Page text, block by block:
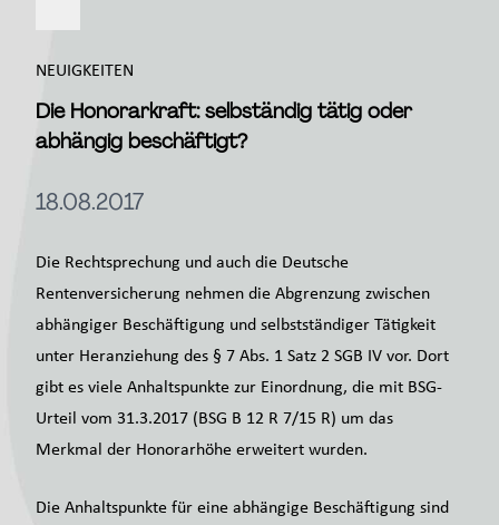
NEUIGKEITEN
Die Honorarkraft: selbständig tätig oder
abhängig beschäftigt?
18.08.2017
Die Rechtsprechung und auch die Deutsche
Rentenversicherung nehmen die Abgrenzung zwischen
abhängiger Beschäftigung und selbstständiger Tätigkeit
unter Heranziehung des § 7 Abs. 1 Satz 2 SGB IV vor. Dort
gibt es viele Anhaltspunkte zur Einordnung, die mit BSG-
Urteil vom 31.3.2017 (BSG B 12 R 7/15 R) um das
Merkmal der Honorarhöhe erweitert wurden.
Die Anhaltspunkte für eine abhängige Beschäftigung sind